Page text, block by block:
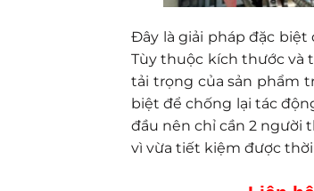
Đây là giải pháp đặc
Tùy thuộc kích thước và
tải trọng của sản phẩm
biệt để chống lại tác
đầu nên chỉ cần 2 người
vì vừa tiết kiệm được